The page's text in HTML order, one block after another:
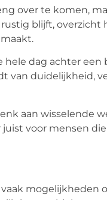
over te komen,
blijft, overzicht
hele dag achter
van duidelijkheid,
aan wisselende
voor mensen
mogelijkheden